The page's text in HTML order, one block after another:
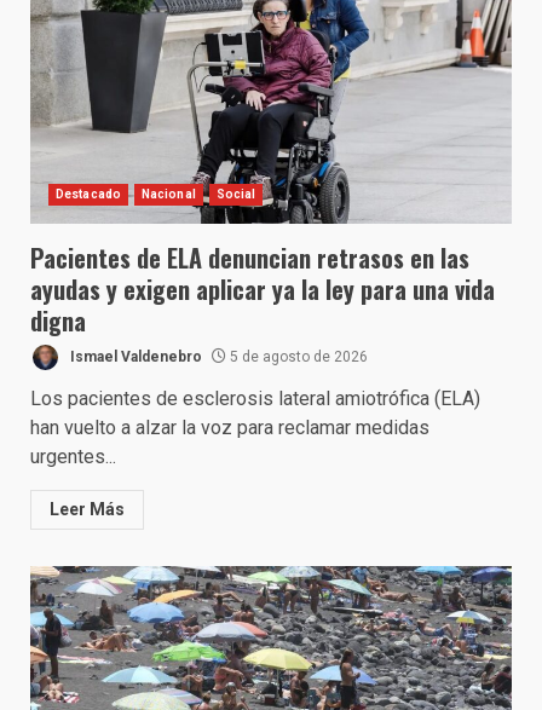
Destacado Nacional Social
Pacientes de ELA denuncian retrasos en las
ayudas y exigen aplicar ya la ley para una vida
digna
Ismael Valdenebro 5 de agosto de 2026
Los pacientes de esclerosis lateral amiotrófica (ELA)
han vuelto a alzar la voz para reclamar medidas
urgentes...
Leer Más